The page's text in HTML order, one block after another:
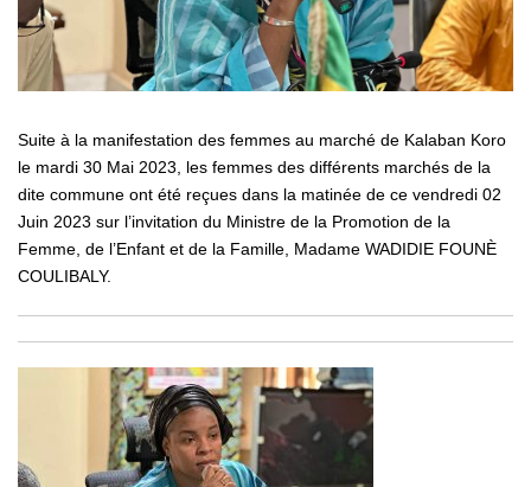
Suite à la manifestation des femmes au marché de Kalaban Koro
le mardi 30 Mai 2023, les femmes des différents marchés de la
dite commune ont été reçues dans la matinée de ce vendredi 02
Juin 2023 sur l’invitation du Ministre de la Promotion de la
Femme, de l’Enfant et de la Famille, Madame WADIDIE FOUNÈ
COULIBALY.